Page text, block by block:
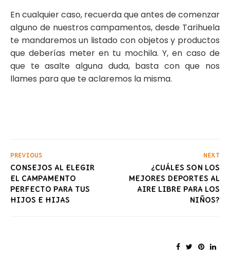
En cualquier caso, recuerda que antes de comenzar
alguno de nuestros campamentos, desde Tarihuela
te mandaremos un listado con objetos y productos
que deberías meter en tu mochila. Y, en caso de
que te asalte alguna duda, basta con que nos
llames para que te aclaremos la misma.
PREVIOUS
CONSEJOS AL ELEGIR
EL CAMPAMENTO
PERFECTO PARA TUS
HIJOS E HIJAS
NEXT
¿CUÁLES SON LOS
MEJORES DEPORTES AL
AIRE LIBRE PARA LOS
NIÑOS?